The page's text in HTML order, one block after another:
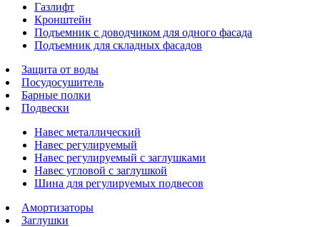
Газлифт
Кронштейн
Подъемник с доводчиком для одного фасада
Подъемник для складных фасадов
Защита от воды
Посудосушитель
Барные полки
Подвески
Навес металлический
Навес регулируемый
Навес регулируемый с заглушками
Навес угловой с заглушкой
Шина для регулируемых подвесов
Амортизаторы
Заглушки